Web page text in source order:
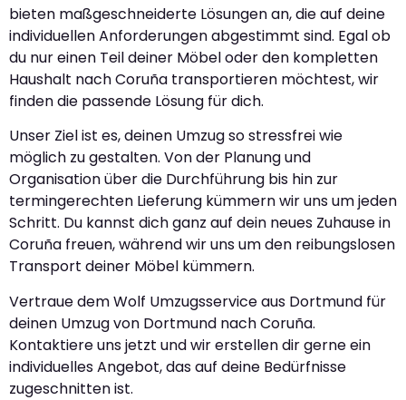
bieten maßgeschneiderte Lösungen an, die auf deine
individuellen Anforderungen abgestimmt sind. Egal ob
du nur einen Teil deiner Möbel oder den kompletten
Haushalt nach Coruña transportieren möchtest, wir
finden die passende Lösung für dich.
Unser Ziel ist es, deinen Umzug so stressfrei wie
möglich zu gestalten. Von der Planung und
Organisation über die Durchführung bis hin zur
termingerechten Lieferung kümmern wir uns um jeden
Schritt. Du kannst dich ganz auf dein neues Zuhause in
Coruña freuen, während wir uns um den reibungslosen
Transport deiner Möbel kümmern.
Vertraue dem Wolf Umzugsservice aus Dortmund für
deinen Umzug von Dortmund nach Coruña.
Kontaktiere uns jetzt und wir erstellen dir gerne ein
individuelles Angebot, das auf deine Bedürfnisse
zugeschnitten ist.